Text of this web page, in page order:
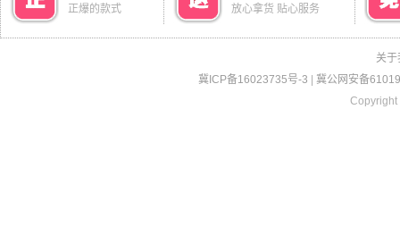
正爆的款式 放心拿货 贴心服务
关于
冀ICP备16023735号-3
冀公网安备